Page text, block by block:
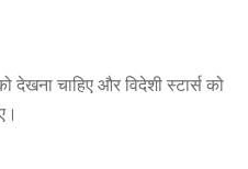
चाहिए और विदेशी स्टार्स को